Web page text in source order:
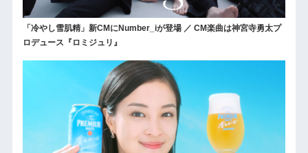
「冷やし雪肌精」新CMにNumber_iが登場 ／ CM楽曲は神宮寺勇太プ
ロデュース『ロミジュリ』